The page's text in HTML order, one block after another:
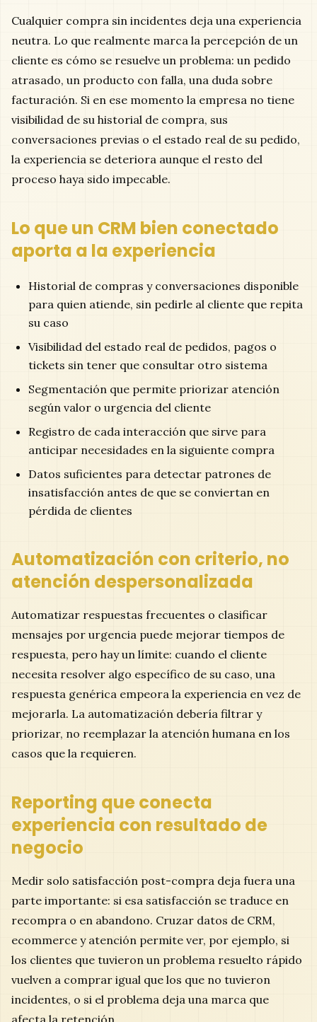
Cualquier compra sin incidentes deja una experiencia
neutra. Lo que realmente marca la percepción de un
cliente es cómo se resuelve un problema: un pedido
atrasado, un producto con falla, una duda sobre
facturación. Si en ese momento la empresa no tiene
visibilidad de su historial de compra, sus
conversaciones previas o el estado real de su pedido,
la experiencia se deteriora aunque el resto del
proceso haya sido impecable.
Lo que un CRM bien conectado
aporta a la experiencia
Historial de compras y conversaciones disponible
para quien atiende, sin pedirle al cliente que repita
su caso
Visibilidad del estado real de pedidos, pagos o
tickets sin tener que consultar otro sistema
Segmentación que permite priorizar atención
según valor o urgencia del cliente
Registro de cada interacción que sirve para
anticipar necesidades en la siguiente compra
Datos suficientes para detectar patrones de
insatisfacción antes de que se conviertan en
pérdida de clientes
Automatización con criterio, no
atención despersonalizada
Automatizar respuestas frecuentes o clasificar
mensajes por urgencia puede mejorar tiempos de
respuesta, pero hay un límite: cuando el cliente
necesita resolver algo específico de su caso, una
respuesta genérica empeora la experiencia en vez de
mejorarla. La automatización debería filtrar y
priorizar, no reemplazar la atención humana en los
casos que la requieren.
Reporting que conecta
experiencia con resultado de
negocio
Medir solo satisfacción post-compra deja fuera una
parte importante: si esa satisfacción se traduce en
recompra o en abandono. Cruzar datos de CRM,
ecommerce y atención permite ver, por ejemplo, si
los clientes que tuvieron un problema resuelto rápido
vuelven a comprar igual que los que no tuvieron
incidentes, o si el problema deja una marca que
afecta la retención.